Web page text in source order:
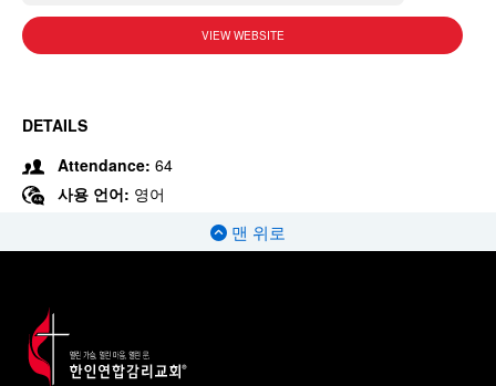
VIEW WEBSITE
DETAILS
Attendance: 64
사용 언어: 영어
맨 위로